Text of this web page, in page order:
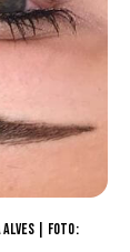
Alves | Foto: